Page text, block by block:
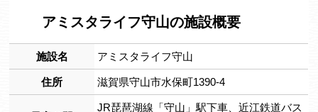
アミスタライフ守山の施設概要
施設名 アミスタライフ守山
住所 滋賀県守山市水保町1390-4
JR琵琶湖線「守山」駅下車、近江鉄道バス